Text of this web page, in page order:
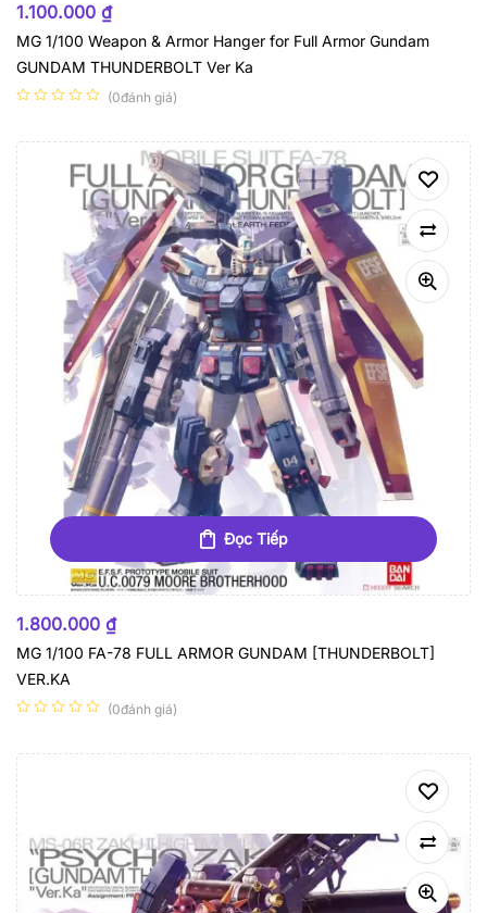
1.100.000 ₫
MG 1/100 Weapon & Armor Hanger for Full Armor Gundam
GUNDAM THUNDERBOLT Ver Ka
(0đánh giá)
Đọc Tiếp
1.800.000 ₫
MG 1/100 FA-78 FULL ARMOR GUNDAM [THUNDERBOLT]
VER.KA
(0đánh giá)